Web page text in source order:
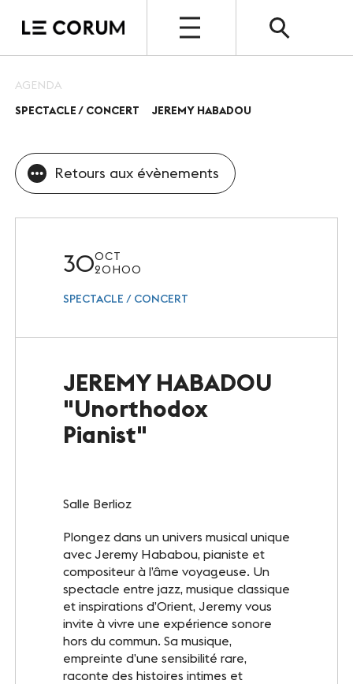
ESPACE PRO
Nos espaces
Vos évènements, nos références
Nos services
Nos offres spéciales
Le Club
Notre savoir-faire
Un site éco-responsable
ESPACE GRAND PUBLIC
Agenda
Billetterie
Actualités
AGENDA
SPECTACLE / CONCERT
JEREMY HABADOU
Retours aux évènements
30OCT
20H00
SPECTACLE / CONCERT
JEREMY HABADOU
"Unorthodox
Pianist"
Salle Berlioz
Plongez dans un univers musical unique
avec Jeremy Hababou, pianiste et
compositeur à l’âme voyageuse. Un
spectacle entre jazz, musique classique
et inspirations d’Orient, Jeremy vous
invite à vivre une expérience sonore
hors du commun. Sa musique,
empreinte d’une sensibilité rare,
raconte des histoires intimes et